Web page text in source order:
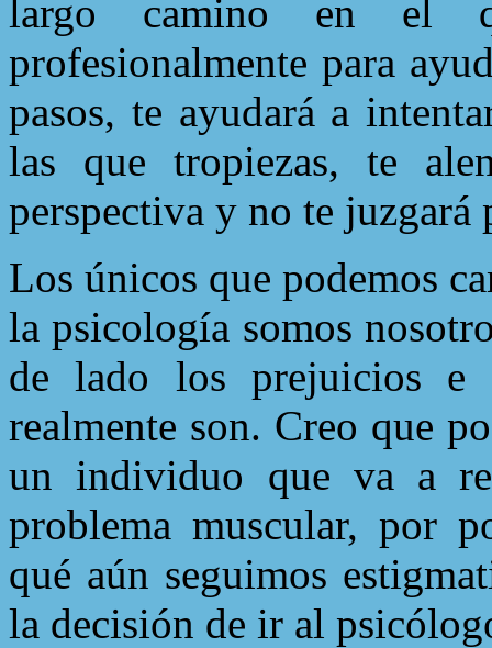
largo camino en el
profesionalmente para
pasos, te ayudará a
las que tropiezas, te
perspectiva y no te juzgará
Los únicos que podemos
la psicología somos
de lado los prejuicios e
realmente son. Creo que
un individuo que va a
problema muscular, por
qué aún seguimos
la decisión de ir al